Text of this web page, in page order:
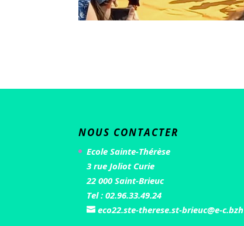
NOUS CONTACTER
Ecole Sainte-Thérèse
3 rue Joliot Curie
22 000 Saint-Brieuc
Tel : 02.96.33.49.24
eco22.ste-therese.st-brieuc@e-c.bzh